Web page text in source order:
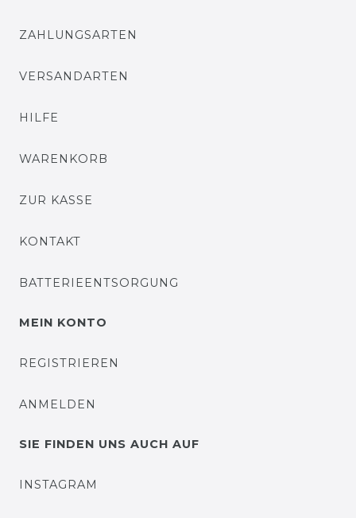
ZAHLUNGSARTEN
VERSANDARTEN
HILFE
WARENKORB
ZUR KASSE
KONTAKT
BATTERIEENTSORGUNG
MEIN KONTO
REGISTRIEREN
ANMELDEN
SIE FINDEN UNS AUCH AUF
INSTAGRAM